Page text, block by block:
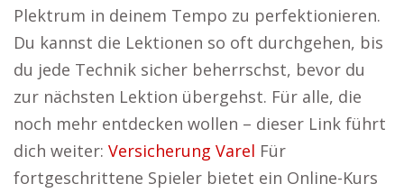
Plektrum in deinem Tempo zu perfektionieren.
Du kannst die Lektionen so oft durchgehen, bis
du jede Technik sicher beherrschst, bevor du
zur nächsten Lektion übergehst. Für alle, die
noch mehr entdecken wollen – dieser Link führt
dich weiter: Versicherung Varel Für
fortgeschrittene Spieler bietet ein Online-Kurs